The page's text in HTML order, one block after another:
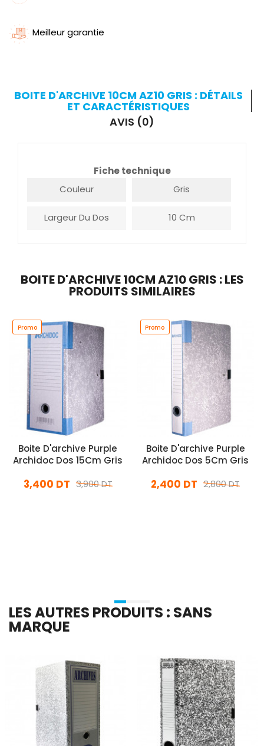
Meilleur garantie
BOITE D'ARCHIVE 10CM AZ10 GRIS : DÉTAILS
ET CARACTÉRISTIQUES
AVIS (0)
Fiche technique
Couleur
Gris
Largeur Du Dos 10 Cm
BOITE D'ARCHIVE 10CM AZ10 GRIS : LES
PRODUITS SIMILAIRES
Promo
Boite D'archive Purple
Archidoc Dos 15Cm Gris
3,900 DT
3,400 DT
Promo
Boite D'archive Purple
Archidoc Dos 5Cm Gris
2,800 DT
2,400 DT
LES AUTRES PRODUITS : SANS
MARQUE